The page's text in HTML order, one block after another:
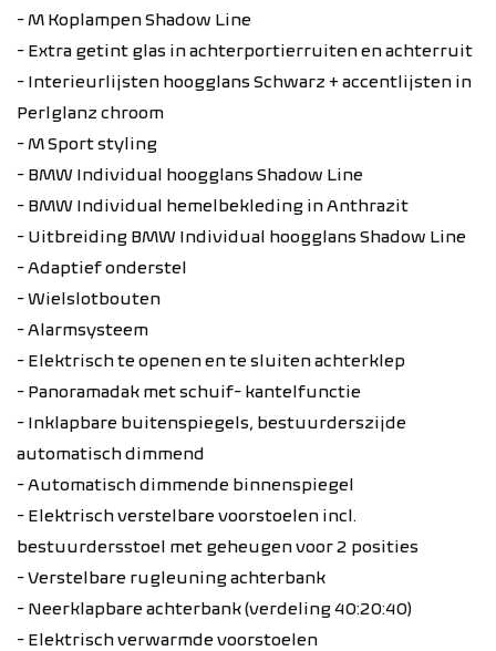
- M Koplampen Shadow Line
- Extra getint glas in achterportierruiten en achterruit
- Interieurlijsten hoogglans Schwarz + accentlijsten in
Perlglanz chroom
- M Sport styling
- BMW Individual hoogglans Shadow Line
- BMW Individual hemelbekleding in Anthrazit
- Uitbreiding BMW Individual hoogglans Shadow Line
- Adaptief onderstel
- Wielslotbouten
- Alarmsysteem ​
- Elektrisch te openen en te sluiten achterklep
- Panoramadak met schuif- kantelfunctie
- Inklapbare buitenspiegels, bestuurderszijde
automatisch dimmend
- Automatisch dimmende binnenspiegel
- Elektrisch verstelbare voorstoelen incl.
bestuurdersstoel met geheugen voor 2 posities
- Verstelbare rugleuning achterbank
- Neerklapbare achterbank (verdeling 40:20:40)
- Elektrisch verwarmde voorstoelen